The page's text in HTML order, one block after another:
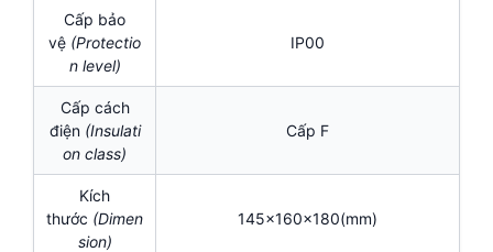
Cấp bảo
vệ (Protectio
n level)
IP00
Cấp cách
điện (Insulati
on class)
Cấp F
Kích
thước (Dimen
sion)
145x160x180(mm)